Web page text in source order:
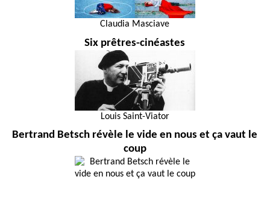
Claudia Masciave
Six prêtres-cinéastes
Louis Saint-Viator
Bertrand Betsch révèle le vide en nous et ça vaut le
coup